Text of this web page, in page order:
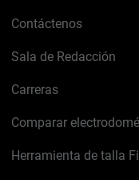
Contáctenos
Sala de Redacción
Carreras
Comparar
Herramienta de talla